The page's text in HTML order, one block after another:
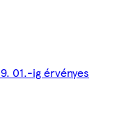
01.-ig érvényes